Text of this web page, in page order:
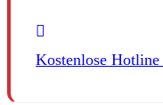
Kostenlose Hotline